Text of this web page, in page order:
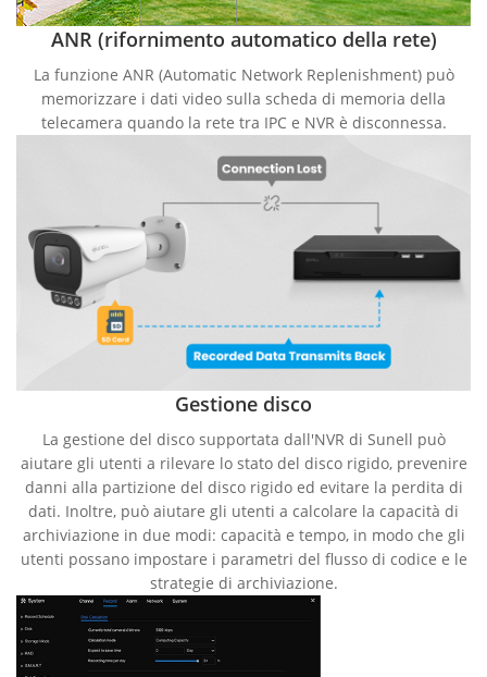
ANR (rifornimento automatico della rete)
La funzione ANR (Automatic Network Replenishment) può
memorizzare i dati video sulla scheda di memoria della
telecamera quando la rete tra IPC e NVR è disconnessa.
Gestione disco
La gestione del disco supportata dall'NVR di Sunell può
aiutare gli utenti a rilevare lo stato del disco rigido, prevenire
danni alla partizione del disco rigido ed evitare la perdita di
dati. Inoltre, può aiutare gli utenti a calcolare la capacità di
archiviazione in due modi: capacità e tempo, in modo che gli
utenti possano impostare i parametri del flusso di codice e le
strategie di archiviazione.